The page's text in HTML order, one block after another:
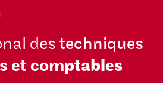
destechniques
et comptables